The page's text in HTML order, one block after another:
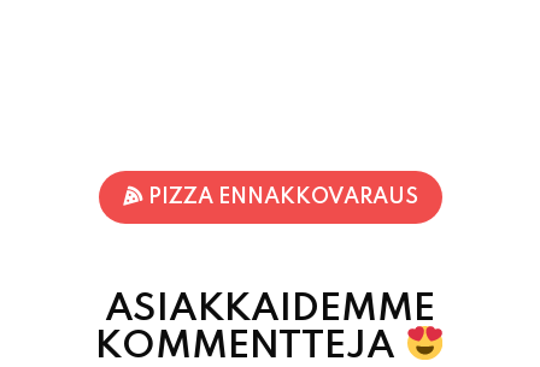
PIZZA ENNAKKOVARAUS
ASIAKKAIDEMME
KOMMENTTEJA